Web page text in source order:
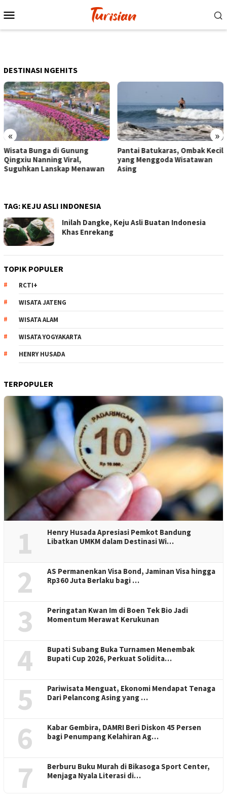
ke
Mobile
DESTINASI NGEHITS
« »
Pantai Batukaras, Ombak Kecil
yang Menggoda Wisatawan
Asing
Senja di Pantai
Wisatawan Menikmati
TAG: KEJU ASLI INDONESIA
Inilah Dangke, Keju Asli Buatan Indonesia
Khas Enrekang
TOPIK POPULER
RCTI+
WISATA JATENG
WISATA ALAM
WISATA YOGYAKARTA
HENRY HUSADA
TERPOPULER
1
Henry Husada Apresiasi Pemkot Bandung
Libatkan UMKM dalam Destinasi Wi…
2
AS Permanenkan Visa Bond, Jaminan Visa hingga
Rp360 Juta Berlaku bagi …
3
Peringatan Kwan Im di Boen Tek Bio Jadi
Momentum Merawat Kerukunan
4
Bupati Subang Buka Turnamen Menembak
Bupati Cup 2026, Perkuat Solidita…
5
Pariwisata Menguat, Ekonomi Mendapat Tenaga
Dari Pelancong Asing yang …
6
Kabar Gembira, DAMRI Beri Diskon 45 Persen
bagi Penumpang Kelahiran Ag…
7
Berburu Buku Murah di Bikasoga Sport Center,
Menjaga Nyala Literasi di…